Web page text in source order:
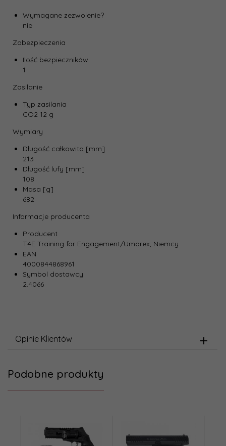
Wymagane zezwolenie?
nie
Zabezpieczenia
Ilość bezpieczników
1
Zasilanie
Typ zasilania
CO2 12 g
Wymiary
Długość całkowita [mm]
213
Długość lufy [mm]
108
Masa [g]
682
Informacje producenta
Producent
T4E Training for Engagement/Umarex, Niemcy
EAN
4000844868961
Symbol dostawcy
2.4066
Opinie Klientów
Podobne produkty